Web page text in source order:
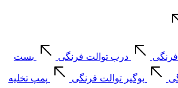
درب توالت فرنگی بست
بوگیر توالت فرنگی پمپ تخلیه